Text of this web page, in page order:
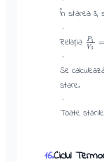
În starea 3,
·
Relația V3
P3
·
Se
stare.
·
Toate
16.Ciclul